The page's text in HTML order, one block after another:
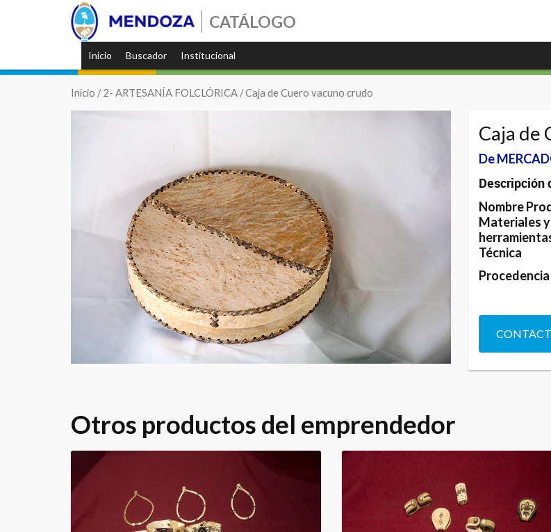
CATÁLOGO
Inicio Buscador Institucional
Inicio /2- ARTESANÍA FOLCLÓRICA / Caja de Cuero vacuno crudo
Caja de
De
Descripción
Nombre
Materiales y
Técnica
Procedencia
Otros productos del emprendedor